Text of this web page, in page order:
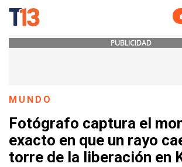
PUBLICIDAD
MUNDO
Fotógrafo captura el
exacto en que un rayo
torre de la liberación en